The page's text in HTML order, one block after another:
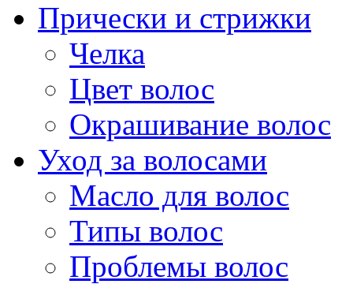
Прически и стрижки
Челка
Цвет волос
Окрашивание волос
Уход за волосами
Масло для волос
Типы волос
Проблемы волос